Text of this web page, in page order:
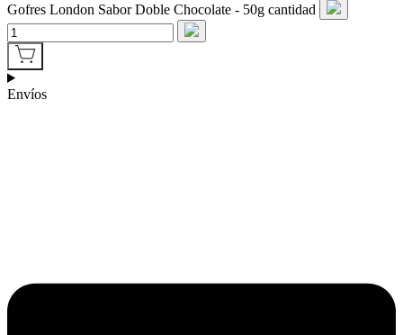
Gofres London Sabor Doble Chocolate - 50g cantidad
Envíos